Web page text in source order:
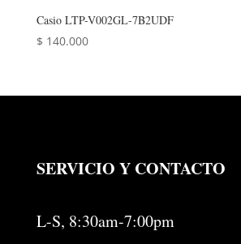
Casio LTP-V002GL-7B2UDF
$ 140.000
SERVICIO Y CONTACTO
L-S, 8:30am-7:00pm